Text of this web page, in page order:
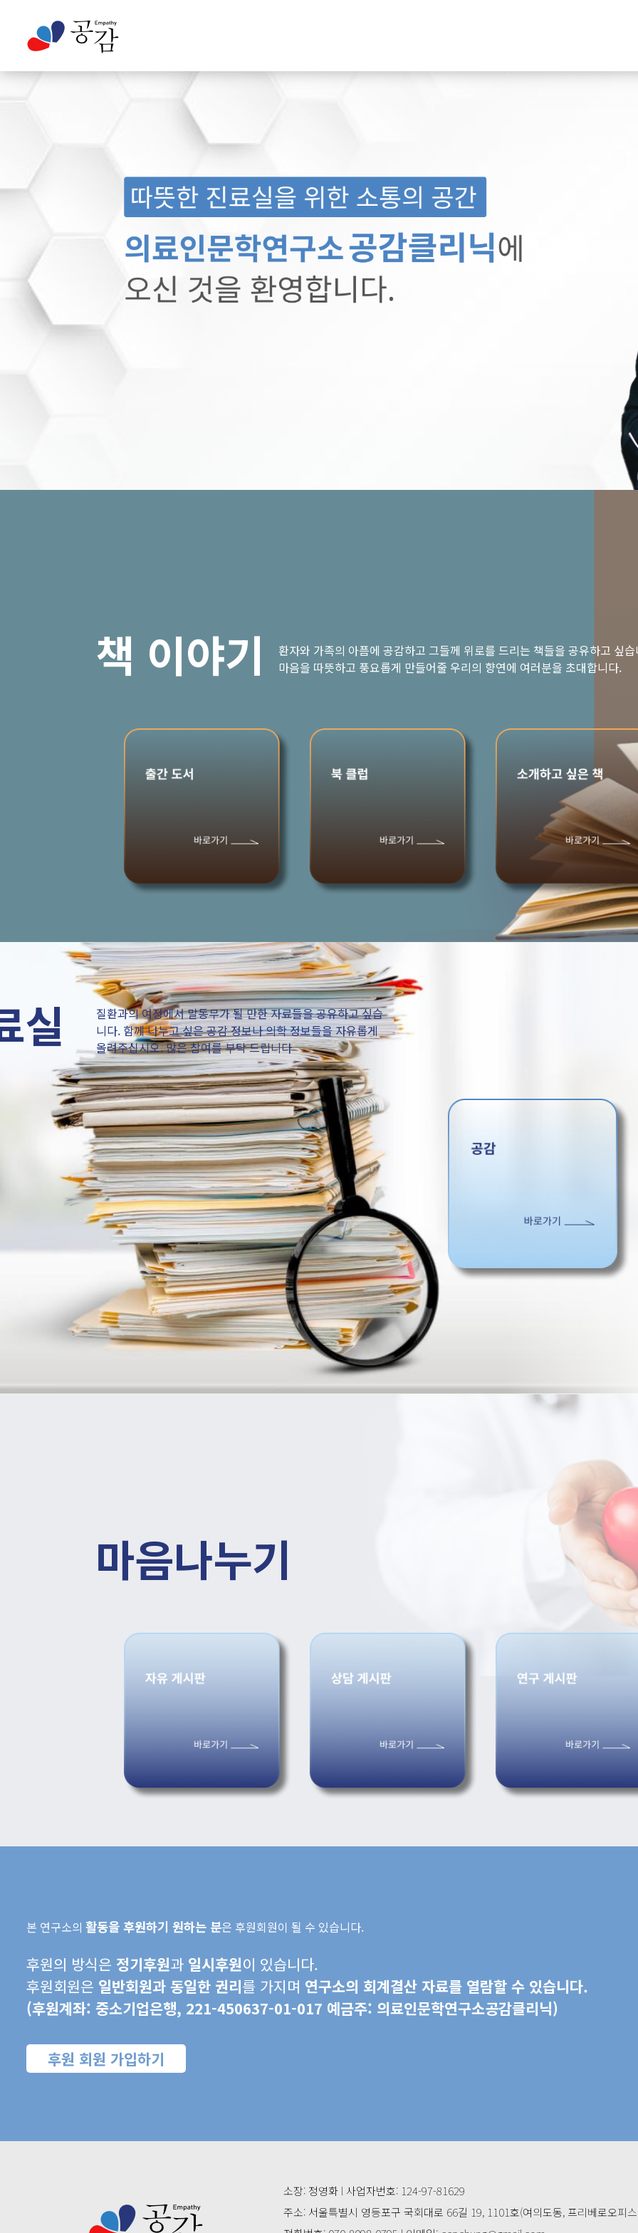
책 이야기
환자와 가족의 아픔에 공감하고 그들께 위로를 드리는 책들을 공유하고 싶
마음을 따뜻하고 풍요롭게 만들어줄 우리의 향연에 여러분을 초대합니다.
실
질환과의 여정에서 말동무가 될 만한 자료들을 공유하고 싶습
니다. 함께 나누고 싶은 공감 정보나 의학 정보들을 자유롭게
올려주십시오. 많은 참여를 부탁 드립니다
마음나누기
본 연구소의 활동을 후원하기 원하는 분은 후원회원이 될 수 있습니다.
후원의 방식은 정기후원과 일시후원이 있습니다.
후원회원은 일반회원과 동일한 권리를 가지며 연구소의 회계결산 자료를 열람할 수 있습니다.
(후원계좌: 중소기업은행, 221-450637-01-017 예금주: 의료인문학연구소공감클리닉)
후원 회원 가입하기
소장: 정영화 l 사업자번호: 124-97-81629
주소: 서울특별시 영등포구 국회대로 66길 19, 1101호(여의도동, 프리베로오피